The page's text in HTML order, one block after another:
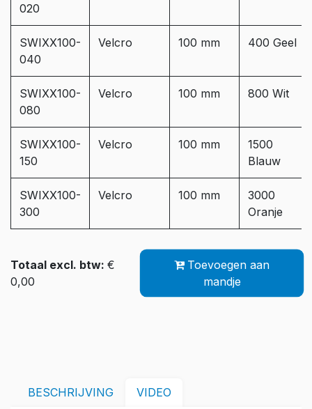
020
SWIXX100-
040
Velcro 100 mm 400 Geel
SWIXX100-
080
Velcro 100 mm 800 Wit
SWIXX100-
150
Velcro 100 mm
1500
Blauw
SWIXX100-
300
Velcro 100 mm
3000
Oranje
Totaal excl. btw: €
0,00
Toevoegen aan
mandje
BESCHRIJVING VIDEO